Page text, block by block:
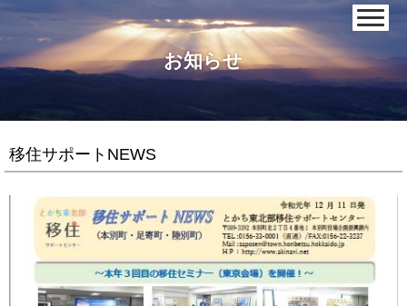
お知らせ
移住サポートNEWS